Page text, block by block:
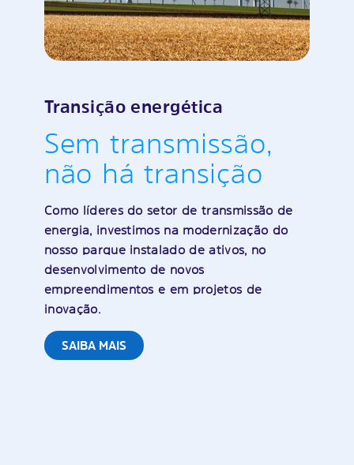
Transição energética
Sem transmissão,
não há transição
Como líderes do setor de transmissão de
energia, investimos na modernização do
nosso parque instalado de ativos, no
desenvolvimento de novos
empreendimentos e em projetos de
inovação.
SAIBA MAIS